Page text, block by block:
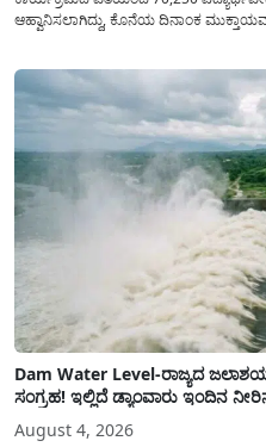
ಆಹ್ವಾನಿಸಲಾಗಿದ್ದು, ಕೊನೆಯ ದಿನಾಂಕ
ಜಾರಿಗೆ...
Dam Water Level-ರಾಜ್ಯದ
ಸಂಗ್ರಹ! ಇಲ್ಲಿದೆ ಡ್ಯಾಂವಾರು ಇಂದಿನ
August 4, 2026